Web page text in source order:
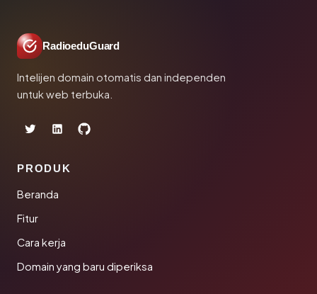
RadioeduGuard
Intelijen domain otomatis dan independen
untuk web terbuka.
PRODUK
Beranda
Fitur
Cara kerja
Domain yang baru diperiksa